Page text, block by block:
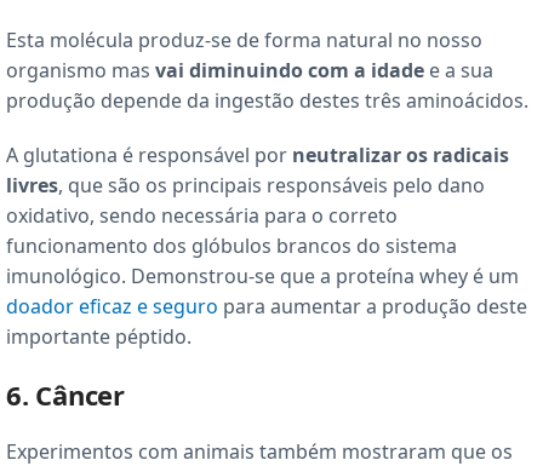
Esta molécula produz-se de forma natural no nosso
organismo mas vai diminuindo com a idade e a sua
produção depende da ingestão destes três aminoácidos.
A glutationa é responsável por neutralizar os radicais
livres, que são os principais responsáveis pelo dano
oxidativo, sendo necessária para o correto
funcionamento dos glóbulos brancos do sistema
imunológico. Demonstrou-se que a proteína whey é um
doador eficaz e seguro para aumentar a produção deste
importante péptido.
6. Câncer
Experimentos com animais também mostraram que os